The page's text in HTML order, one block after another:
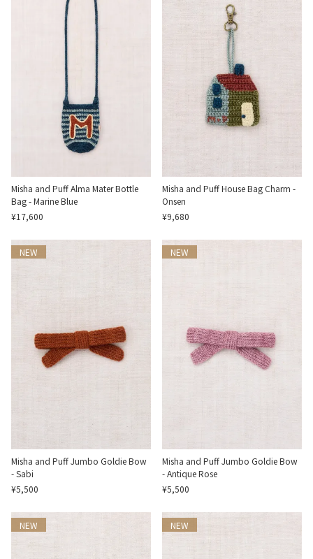
Misha and Puff Alma Mater Bottle
Bag - Marine Blue
¥17,600
Misha and Puff House Bag Charm -
Onsen
¥9,680
NEW
Misha and Puff Jumbo Goldie Bow
- Sabi
¥5,500
NEW
Misha and Puff Jumbo Goldie Bow
- Antique Rose
¥5,500
NEW NEW